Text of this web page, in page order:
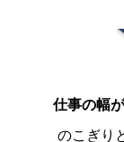
仕事の幅
のこぎり